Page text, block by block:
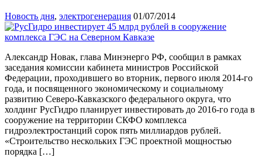
Новость дня, электрогенерация 01/07/2014
Александр Новак, глава Минэнерго РФ, сообщил в рамках
заседания комиссии кабинета министров Российской
Федерации, проходившего во вторник, первого июля 2014-го
года, и посвященного экономическому и социальному
развитию Северо-Кавказского федерального округа, что
холдинг РусГидро планирует инвестировать до 2016-го года в
сооружение на территории СКФО комплекса
гидроэлектростанций сорок пять миллиардов рублей.
«Строительство нескольких ГЭС проектной мощностью
порядка […]